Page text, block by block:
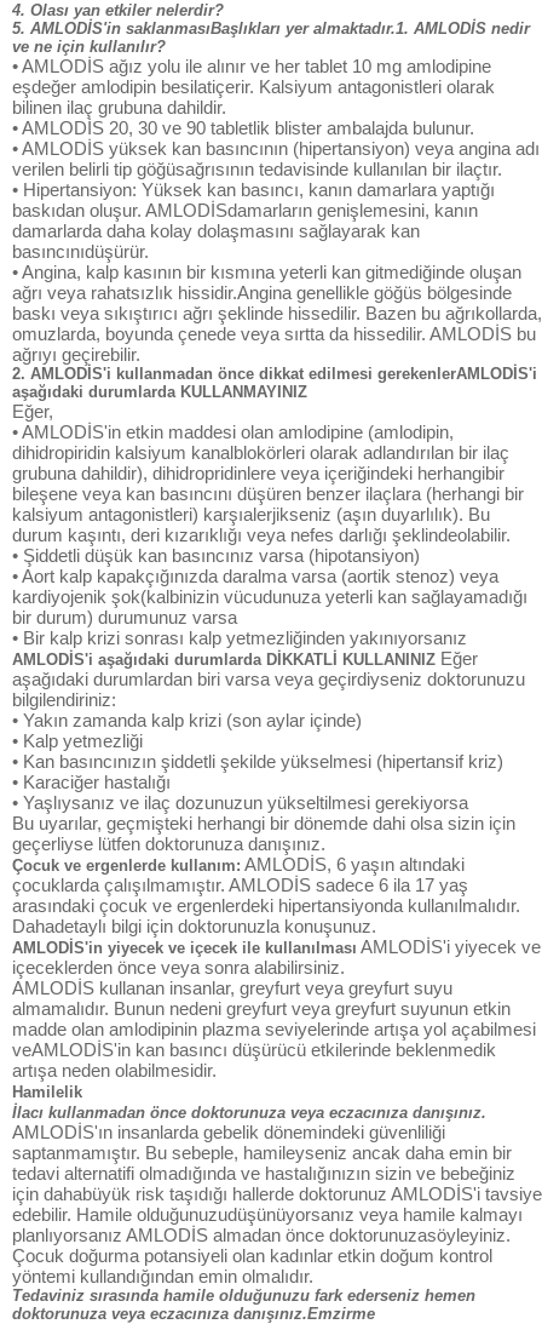
4. Olası yan etkiler nelerdir?
5. AMLODİS'in saklanmasıBaşlıkları yer almaktadır.1. AMLODİS nedir
ve ne için kullanılır?
• AMLODİS ağız yolu ile alınır ve her tablet 10 mg amlodipine
eşdeğer amlodipin besilatiçerir. Kalsiyum antagonistleri olarak
bilinen ilaç grubuna dahildir.
• AMLODİS 20, 30 ve 90 tabletlik blister ambalajda bulunur.
• AMLODİS yüksek kan basıncının (hipertansiyon) veya angina adı
verilen belirli tip göğüsağrısının tedavisinde kullanılan bir ilaçtır.
• Hipertansiyon: Yüksek kan basıncı, kanın damarlara yaptığı
baskıdan oluşur. AMLODİSdamarların genişlemesini, kanın
damarlarda daha kolay dolaşmasını sağlayarak kan
basıncınıdüşürür.
• Angina, kalp kasının bir kısmına yeterli kan gitmediğinde oluşan
ağrı veya rahatsızlık hissidir.Angina genellikle göğüs bölgesinde
baskı veya sıkıştırıcı ağrı şeklinde hissedilir. Bazen bu ağrıkollarda,
omuzlarda, boyunda çenede veya sırtta da hissedilir. AMLODİS bu
ağrıyı geçirebilir.
2. AMLODİS'i kullanmadan önce dikkat edilmesi gerekenlerAMLODİS'i
aşağıdaki durumlarda KULLANMAYINIZ
Eğer,
• AMLODİS'in etkin maddesi olan amlodipine (amlodipin,
dihidropiridin kalsiyum kanalblokörleri olarak adlandırılan bir ilaç
grubuna dahildir), dihidropridinlere veya içeriğindeki herhangibir
bileşene veya kan basıncını düşüren benzer ilaçlara (herhangi bir
kalsiyum antagonistleri) karşıalerjikseniz (aşın duyarlılık). Bu
durum kaşıntı, deri kızarıklığı veya nefes darlığı şeklindeolabilir.
• Şiddetli düşük kan basıncınız varsa (hipotansiyon)
• Aort kalp kapakçığınızda daralma varsa (aortik stenoz) veya
kardiyojenik şok(kalbinizin vücudunuza yeterli kan sağlayamadığı
bir durum) durumunuz varsa
• Bir kalp krizi sonrası kalp yetmezliğinden yakınıyorsanız
AMLODİS'i aşağıdaki durumlarda DİKKATLİ KULLANINIZ Eğer
aşağıdaki durumlardan biri varsa veya geçirdiyseniz doktorunuzu
bilgilendiriniz:
• Yakın zamanda kalp krizi (son aylar içinde)
• Kalp yetmezliği
• Kan basıncınızın şiddetli şekilde yükselmesi (hipertansif kriz)
• Karaciğer hastalığı
• Yaşlıysanız ve ilaç dozunuzun yükseltilmesi gerekiyorsa
Bu uyarılar, geçmişteki herhangi bir dönemde dahi olsa sizin için
geçerliyse lütfen doktorunuza danışınız.
Çocuk ve ergenlerde kullanım: AMLODİS, 6 yaşın altındaki
çocuklarda çalışılmamıştır. AMLODİS sadece 6 ila 17 yaş
arasındaki çocuk ve ergenlerdeki hipertansiyonda kullanılmalıdır.
Dahadetaylı bilgi için doktorunuzla konuşunuz.
AMLODİS'in yiyecek ve içecek ile kullanılması AMLODİS'i yiyecek ve
içeceklerden önce veya sonra alabilirsiniz.
AMLODİS kullanan insanlar, greyfurt veya greyfurt suyu
almamalıdır. Bunun nedeni greyfurt veya greyfurt suyunun etkin
madde olan amlodipinin plazma seviyelerinde artışa yol açabilmesi
veAMLODİS'in kan basıncı düşürücü etkilerinde beklenmedik
artışa neden olabilmesidir.
Hamilelik
İlacı kullanmadan önce doktorunuza veya eczacınıza danışınız.
AMLODİS'ın insanlarda gebelik dönemindeki güvenliliği
saptanmamıştır. Bu sebeple, hamileyseniz ancak daha emin bir
tedavi alternatifi olmadığında ve hastalığınızın sizin ve bebeğiniz
için dahabüyük risk taşıdığı hallerde doktorunuz AMLODİS'i tavsiye
edebilir. Hamile olduğunuzudüşünüyorsanız veya hamile kalmayı
planlıyorsanız AMLODİS almadan önce doktorunuzasöyleyiniz.
Çocuk doğurma potansiyeli olan kadınlar etkin doğum kontrol
yöntemi kullandığından emin olmalıdır.
Tedaviniz sırasında hamile olduğunuzu fark ederseniz hemen
doktorunuza veya eczacınıza danışınız.Emzirme